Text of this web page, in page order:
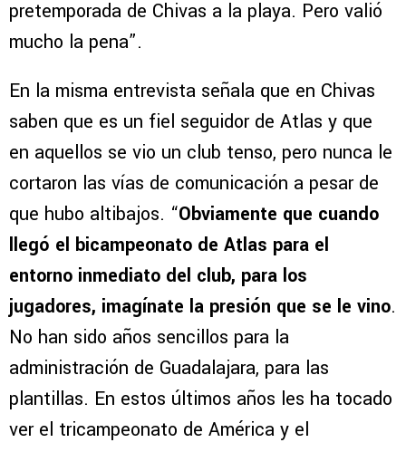
pretemporada de Chivas a la playa. Pero valió
mucho la pena”.
En la misma entrevista señala que en Chivas
saben que es un fiel seguidor de Atlas y que
en aquellos se vio un club tenso, pero nunca le
cortaron las vías de comunicación a pesar de
que hubo altibajos. “Obviamente que cuando
llegó el bicampeonato de Atlas para el
entorno inmediato del club, para los
jugadores, imagínate la presión que se le vino.
No han sido años sencillos para la
administración de Guadalajara, para las
plantillas. En estos últimos años les ha tocado
ver el tricampeonato de América y el